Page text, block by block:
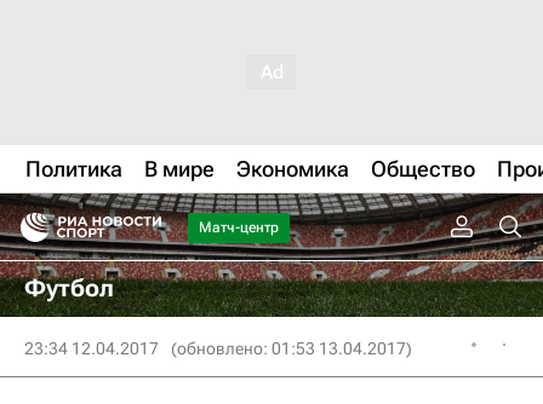
Политика В мире Экономика Общество
Матч-центр
Футбол
23:34 12.04.2017 (обновлено: 01:53 13.04.2017)